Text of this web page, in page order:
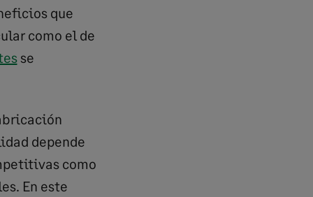
que
como el de
se
depende
como
En este